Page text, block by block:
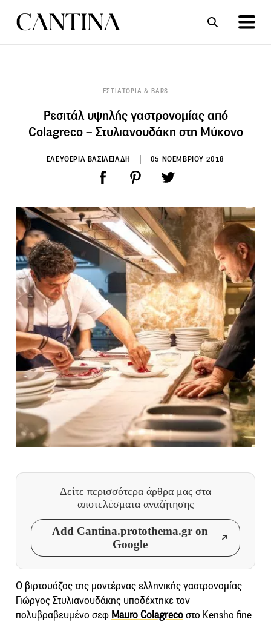
ΕΣΤΙΑΤΟΡΙΑ & BARS
Ρεσιτάλ υψηλής γαστρονομίας από
Colagreco – Στυλιανουδάκη στη Μύκονο
ΕΛΕΥΘΕΡΙΑ ΒΑΣΙΛΕΙΑΔΗ 05 ΝΟΕΜΒΡΙΟΥ 2018
Δείτε περισσότερα άρθρα μας στα
αποτελέσματα αναζήτησης
Add Cantina.protothema.gr on
Google
Ο βιρτουόζος της μοντέρνας ελληνικής γαστρονομίας
Γιώργος Στυλιανουδάκης υποδέχτηκε τον
πολυβραβευμένο σεφ Mauro Colagrecoστο Kensho fine